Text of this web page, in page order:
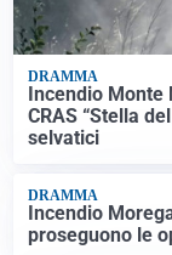
DRAMMA
Incendio
CRAS “Stella
selvatici
DRAMMA
Incendio
proseguono le